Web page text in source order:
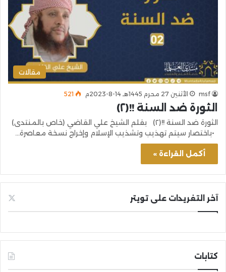
مقالات
msf الأثنين 27 محرم 1445هـ 14-8-2023م 521
الثورة ضد السنة !!(٢)
الثورة ضد السنة !!(٢) بقلم الشيخ علي القاضي (خاص بالمنتدى)
•باختصار سيتم تهذيب وتشذيب الإسلام وإخراج نسخة معاصرة…
أكمل القراءة »
آخر التغريدات على تويتر
كتابات